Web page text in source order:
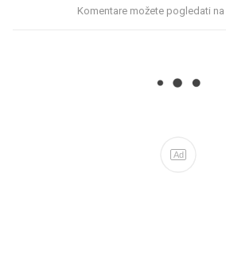
Komentare možete pogledati na
Ad